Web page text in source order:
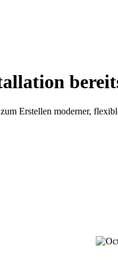
Erstellen moderner,